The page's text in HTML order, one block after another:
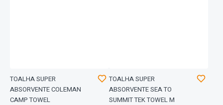
TOALHA SUPER
ABSORVENTE COLEMAN
CAMP TOWEL
TOALHA SUPER
ABSORVENTE SEA TO
SUMMIT TEK TOWEL M